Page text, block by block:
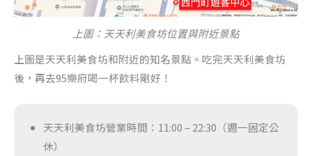
上圖：天天利美食坊位置與附近景點
上圖是天天利美食坊和附近的知名景點。吃完天天利美食坊
後，再去95樂府喝一杯飲料剛好！
天天利美食坊營業時間：11:00 – 22:30（週一固定公
休）